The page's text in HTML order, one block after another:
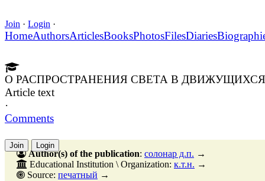
Join · Login ·
HomeAuthorsArticlesBooksPhotosFilesDiaries
О РАСПРОСТРАНЕНИЯ СВЕТА В ДВИЖУЩИХСЯ
Article text
·
Comments
Join Login
Author(s) of the publication: солонар д.п. →
Educational Institution \ Organization: к.т.н. →
Source: печатный →